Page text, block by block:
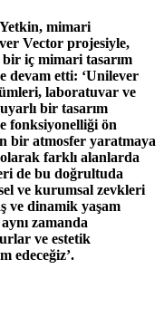
, mimari
Vector projesiyle,
iç mimari tasarım
devam etti: ‘Unilever
laboratuvar ve
bir tasarım
fonksiyonelliği ön
bir atmosfer yaratmaya
farklı alanlarda
de bu doğrultuda
ve kurumsal zevkleri
ve dinamik yaşam
zamanda
ve estetik
edeceğiz’.